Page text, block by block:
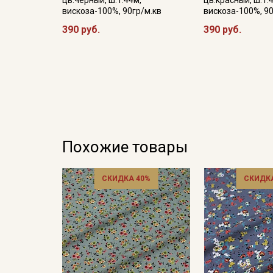
вискоза-100%, 90гр/м.кв
390 руб.
вискоза-100%,
390 руб.
Похожие товары
СКИДКА 40%